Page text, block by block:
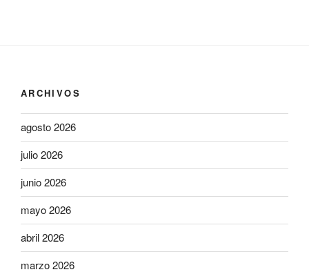
ARCHIVOS
agosto 2026
julio 2026
junio 2026
mayo 2026
abril 2026
marzo 2026